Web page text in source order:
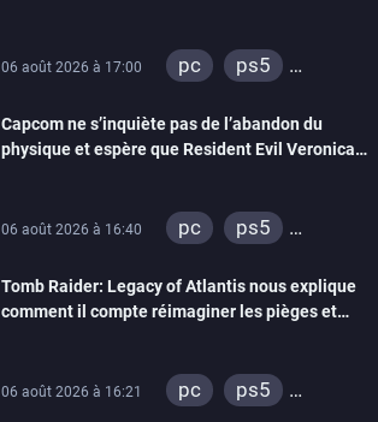
06 août 2026 à 17:00 pc
ps5
switch 2
Capcom ne s’inquiète pas de l’abandon du
physique et espère que Resident Evil Veronica
06 août 2026 à 16:40 pc
ps5
switch 2
Tomb Raider: Legacy of Atlantis nous explique
comment il compte réimaginer les pièges et
06 août 2026 à 16:21 pc
ps5